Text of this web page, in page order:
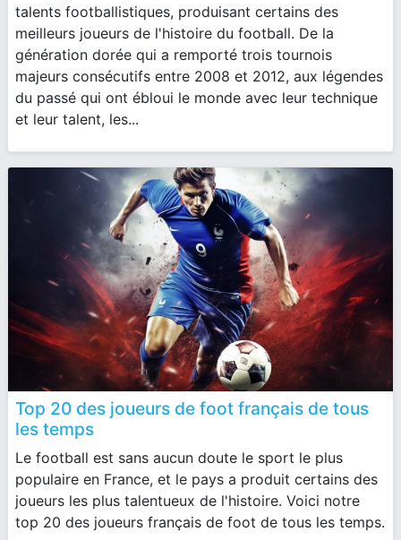
talents footballistiques, produisant certains des
meilleurs joueurs de l'histoire du football. De la
génération dorée qui a remporté trois tournois
majeurs consécutifs entre 2008 et 2012, aux légendes
du passé qui ont ébloui le monde avec leur technique
et leur talent, les...
Top 20 des joueurs de foot français de tous
les temps
Le football est sans aucun doute le sport le plus
populaire en France, et le pays a produit certains des
joueurs les plus talentueux de l'histoire. Voici notre
top 20 des joueurs français de foot de tous les temps.